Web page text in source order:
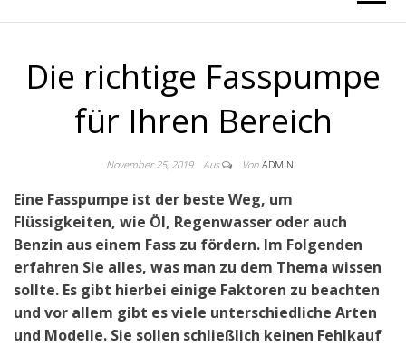
Die richtige Fasspumpe
für Ihren Bereich
November 25, 2019 Aus Von ADMIN
Eine Fasspumpe ist der beste Weg, um
Flüssigkeiten, wie Öl, Regenwasser oder auch
Benzin aus einem Fass zu fördern. Im Folgenden
erfahren Sie alles, was man zu dem Thema wissen
sollte. Es gibt hierbei einige Faktoren zu beachten
und vor allem gibt es viele unterschiedliche Arten
und Modelle. Sie sollen schließlich keinen Fehlkauf